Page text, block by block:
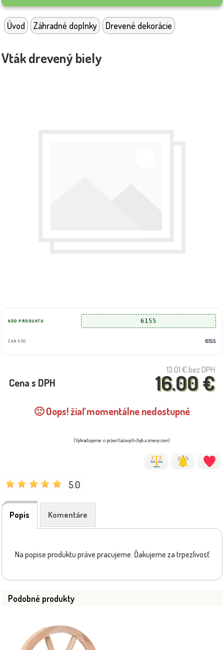
Úvod Záhradné doplnky Drevené dekorácie
Vták drevený biely
KÓD PRODUKTU 6155
EAN KÓD 6155
13.01 € bez DPH
16.00 €
Cena s DPH
🙁 Oops! žiaľ momentálne nedostupné
(Vyhradzujeme si právo tlačových chýb a zmeny cien)
5.0
Popis Komentáre
Na popise produktu práve pracujeme. Ďakujeme za trpezlivosť
Podobné produkty